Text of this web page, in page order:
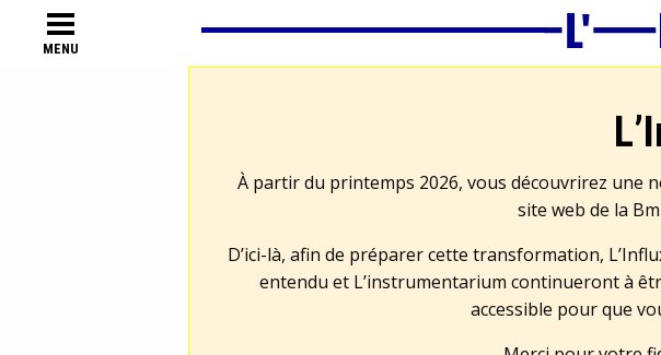
MENU
À partir du printemps 2026, vous découvrirez une
site web de la
D’ici-là, afin de préparer cette transformation,
entendu et L’instrumentarium continueront à
accessible pour que